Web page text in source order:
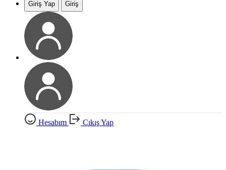
Giriş Yap Giriş
Hesabım Çıkış Yap